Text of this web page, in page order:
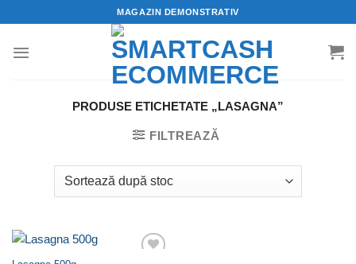
to
content
MAGAZIN DEMONSTRATIV
PRODUSE ETICHETATE „LASAGNA”
FILTREAZĂ